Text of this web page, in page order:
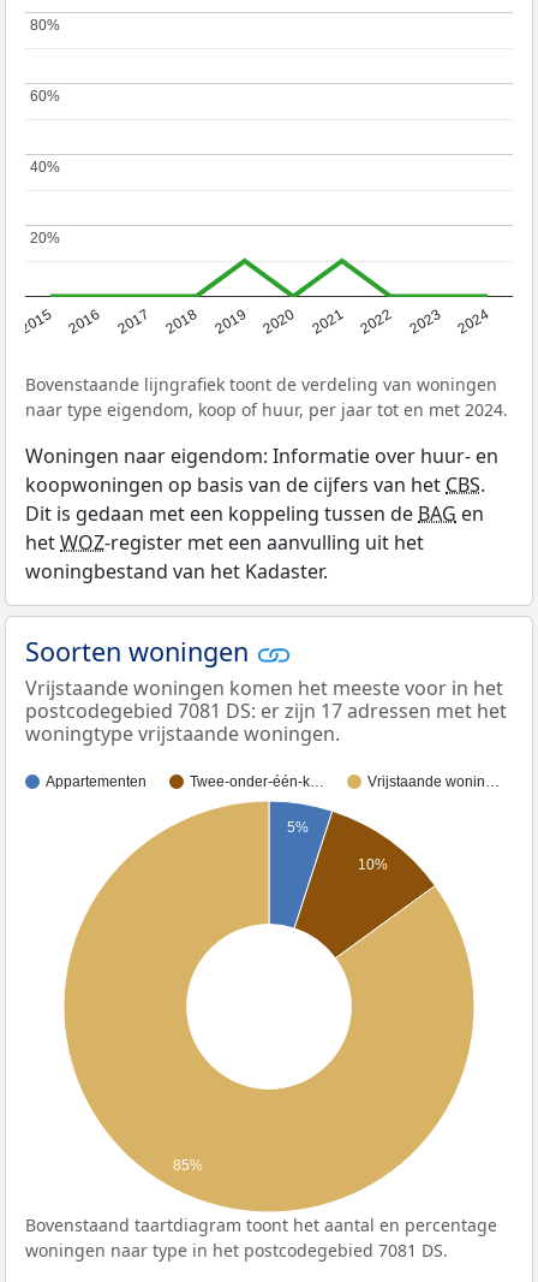
2015 2016 2017 2018 2019 2020 2021 2022 2023 2024
20%
20%
40%
40%
60%
60%
80%
80%
Bovenstaande lijngrafiek toont de verdeling van woningen
naar type eigendom, koop of huur, per jaar tot en met 2024.
Woningen naar eigendom: Informatie over huur- en
koopwoningen op basis van de cijfers van het CBS.
Dit is gedaan met een koppeling tussen de BAG en
hetWOZ-register met een aanvulling uit het
woningbestand van het Kadaster.
Soorten woningen
Vrijstaande woningen komen het meeste voor in het
postcodegebied 7081 DS: er zijn 17 adressen met het
woningtype vrijstaande woningen.
Appartementen Twee-onder-één-k… Vrijstaande wonin…
5%
10%
85%
Bovenstaand taartdiagram toont het aantal en percentage
woningen naar type in het postcodegebied 7081 DS.